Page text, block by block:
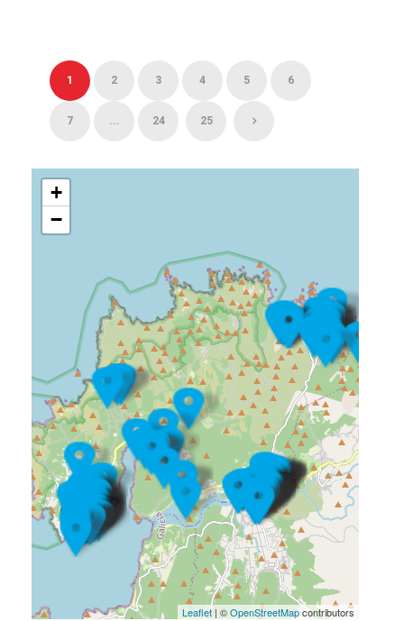
1 2 3 4 5 6
7 ... 24 25
+
−
Leaflet| ©OpenStreetMapcontributors